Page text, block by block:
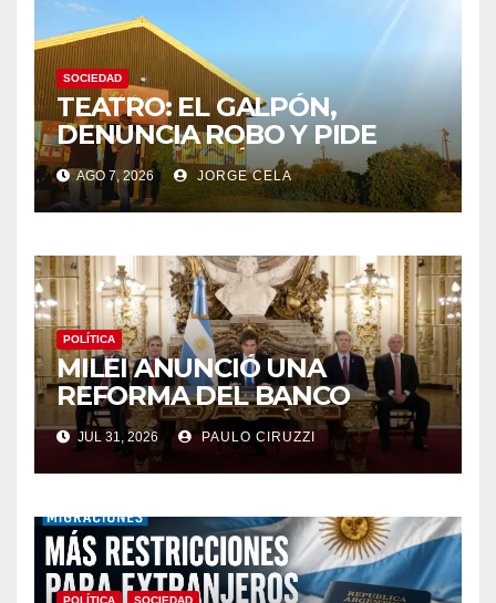
SOCIEDAD
TEATRO: EL GALPÓN,
DENUNCIA ROBO Y PIDE
COLABORACIÓN
AGO 7, 2026 JORGE CELA
POLÍTICA
MILEI ANUNCIÓ UNA
REFORMA DEL BANCO
CENTRAL Y ENVIÓ AL
CONGRESO PROYECTOS
PARA MODIFICAR EL
JUL 31, 2026 PAULO CIRUZZI